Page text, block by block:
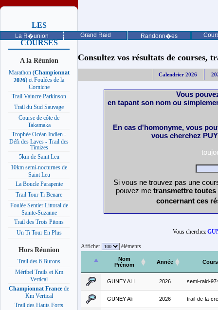
La R�union Grand Raid Randonn�es
LES
PROCHAINES
COURSES
A la Réunion
Marathon (Championnat
2026) et Foulées de la
Corniche
Trail Vaincre Parkinson
Trail du Sud Sauvage
Course de côte de
Takamaka
Trophée Océan Indien -
Défi des Laves - Trail des
Timizes
5km de Saint Leu
10km semi-nocturnes de
Saint Leu
La Boucle Parapente
Trail Tour Ti Benare
Foulée Sentier Littoral de
Sainte-Suzanne
Trail des Trois Pitons
Un Ti Tour En Plus
Hors Réunion
Trail des 6 Burons
Méribel Trails et Km
Vertical
Championnat France de
Km Vertical
Trail des Hauts Forts
Consultez vos résultats de courses,
Calendrier 2026
Vous
en tapant son nom ou
En cas d'homonyme, vous
vous cherchez
Si vous ne trouvez pas une
pouvez me transmettre
concernant ces
Vous cherchez
Afficher éléments
Nom
Prénom
Année
GUNEY ALI 2026 semi-raid-
GUNEY Ali 2026 trail-de-la-